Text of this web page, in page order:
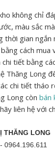
không chỉ
màu sắc
thời gian ngắn
cách
tiết bằng
Thăng Long
chi tiết
Long còn bán
liên hệ với
THĂNG LONG
0964.196.611